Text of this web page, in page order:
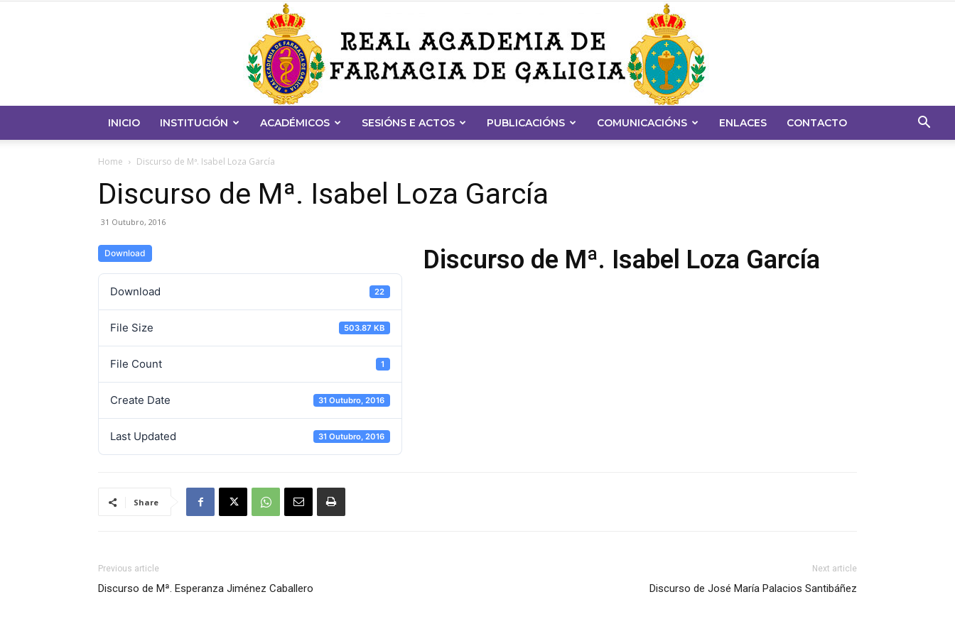
INICIO INSTITUCIÓN ACADÉMICOS SESIÓNS E ACTOS PUBLICACIÓNS COMUNICACIÓNS ENLACES CONTACTO
Home Discurso de Mª. Isabel Loza García
Discurso de Mª. Isabel Loza García
31 Outubro, 2016
Download
Download 22
File Size 503.87 KB
File Count 1
Create Date 31 Outubro, 2016
Last Updated 31 Outubro, 2016
Discurso de Mª. Isabel Loza García
Share
Previous article
Discurso de Mª. Esperanza Jiménez Caballero
Next article
Discurso de José María Palacios Santibáñez